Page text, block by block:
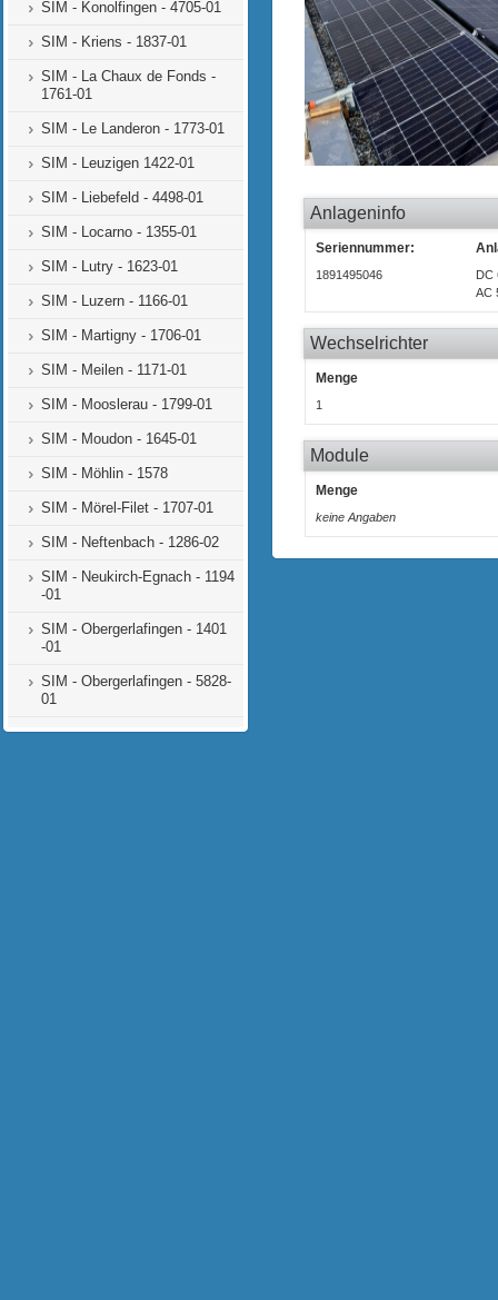
SIM - Konolfingen - 4705-01
SIM - Kriens - 1837-01
SIM - La Chaux de Fonds -
1761-01
SIM - Le Landeron - 1773-01
SIM - Leuzigen 1422-01
SIM - Liebefeld - 4498-01
SIM - Locarno - 1355-01
SIM - Lutry - 1623-01
SIM - Luzern - 1166-01
SIM - Martigny - 1706-01
SIM - Meilen - 1171-01
SIM - Mooslerau - 1799-01
SIM - Moudon - 1645-01
SIM - Möhlin - 1578
SIM - Mörel-Filet - 1707-01
SIM - Neftenbach - 1286-02
SIM - Neukirch-Egnach - 1194
-01
SIM - Obergerlafingen - 1401
-01
SIM - Obergerlafingen - 5828-
01
SIM - Oberglatt - 3005-01
Anlageninfo
Seriennummer:
1891495046
DC
AC
Wechselrichter
Menge
1
Module
Menge
keine Angaben